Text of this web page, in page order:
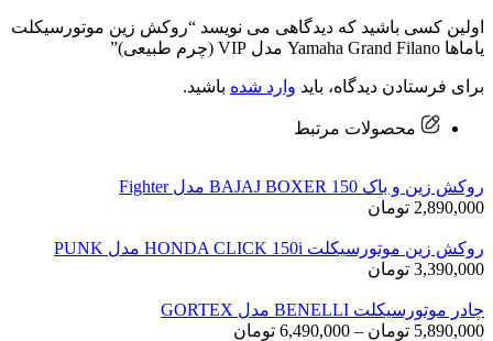
اولین کسی باشید که دیدگاهی می نویسد “روکش زین موتورسیکلت
یاماها Yamaha Grand Filano مدل VIP (چرم طبیعی)”
برای فرستادن دیدگاه، باید وارد شده باشید.
محصولات مرتبط
روکش زین و باک BAJAJ BOXER 150 مدل Fighter
2,890,000 تومان
روکش زین موتورسیکلت HONDA CLICK 150i مدل PUNK
3,390,000 تومان
چادر موتورسیکلت BENELLI مدل GORTEX
5,890,000 تومان –
6,490,000 تومان